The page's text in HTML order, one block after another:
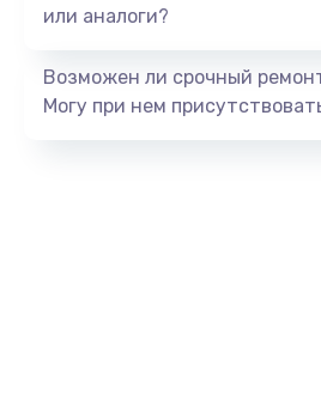
или аналоги?
Возможен ли срочный
Могу при нем